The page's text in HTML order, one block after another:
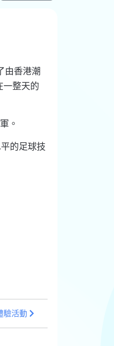
了由香港潮
一整天的
軍 。
的足球技
驗活動